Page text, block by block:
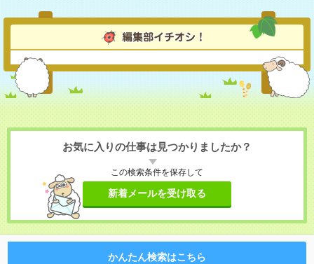
お気に入りの仕事は見つかりましたか？
この検索条件を保存して
新着メールを受け取る
かんたん検索はこちら